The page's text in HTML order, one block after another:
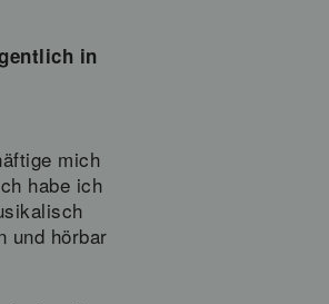
in
mich
habe ich
und hörbar